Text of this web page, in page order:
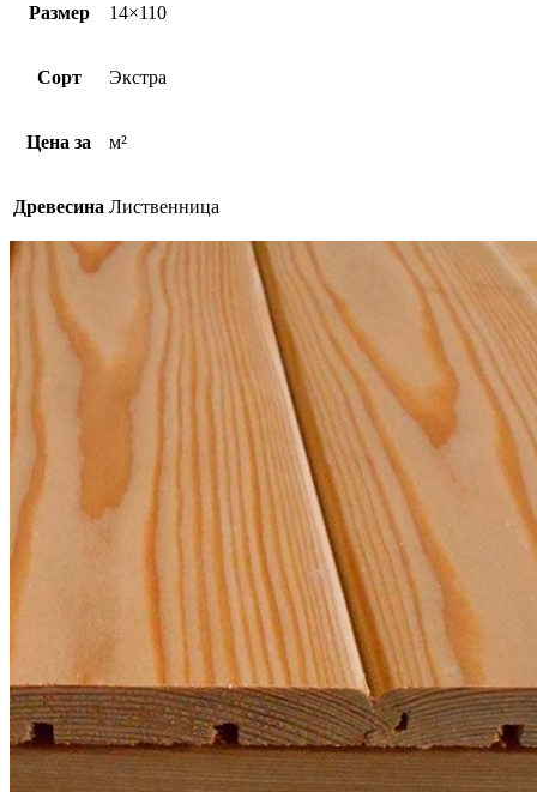
Размер 14×110
Сорт Экстра
Цена за м²
Древесина Лиственница